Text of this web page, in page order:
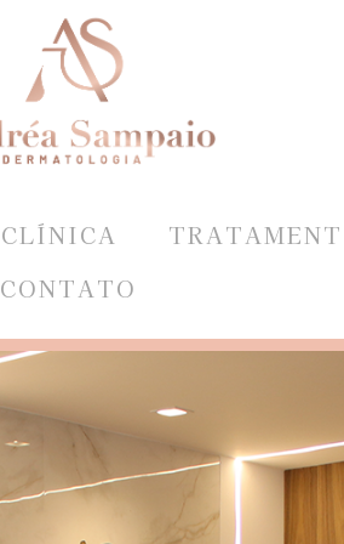
CLÍNICA
CONTATO